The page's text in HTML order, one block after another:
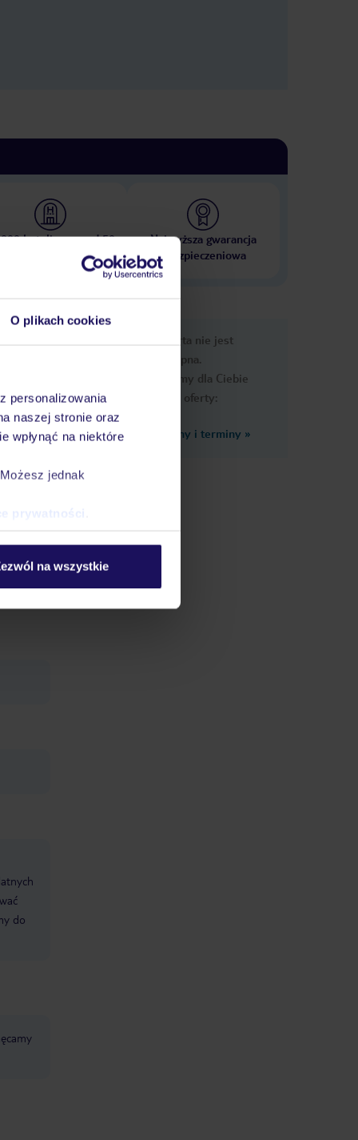
O plikach cookies
personalizowania
naszej stronie oraz
wpłynąć na niektóre
jednak
prywatności
na wszystkie
hoteli w ponad 50
Najwyższa gwarancja
ubezpieczeniowa
do
Ups, ta oferta nie jest
dostępna.
Przygotowaliśmy dla Ciebie
podobne oferty:
Zobacz inne ceny i terminy »